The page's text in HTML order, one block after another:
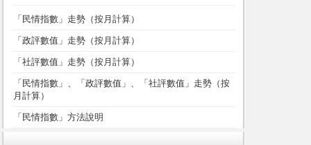
「民情指數」走勢（按月計算）
「政評數值」走勢（按月計算）
「社評數值」走勢（按月計算）
「民情指數」、「政評數值」、「社評數值」走勢（按
月計算）
「民情指數」方法說明